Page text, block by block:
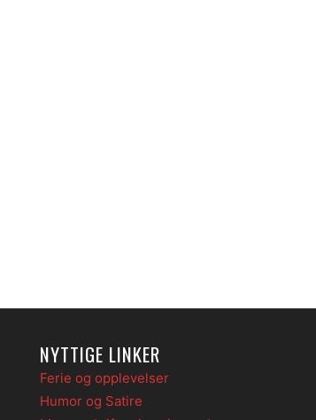
NYTTIGE LINKER
Ferie og opplevelser
Humor og Satire